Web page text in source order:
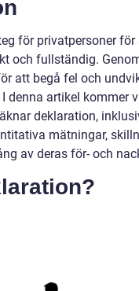
för privatpersoner för
och fullständig.
att begå fel och
denna artikel kommer
deklaration,
mätningar,
av deras för- och